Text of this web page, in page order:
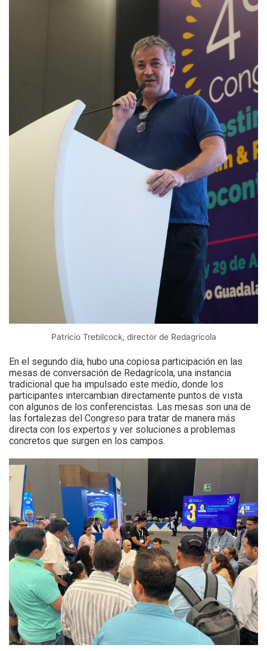
Patricio Trebilcock, director de Redagrícola
En el segundo día, hubo una copiosa participación en las
mesas de conversación de Redagrícola, una instancia
tradicional que ha impulsado este medio, donde los
participantes intercambian directamente puntos de vista
con algunos de los conferencistas. Las mesas son una de
las fortalezas del Congreso para tratar de manera más
directa con los expertos y ver soluciones a problemas
concretos que surgen en los campos.